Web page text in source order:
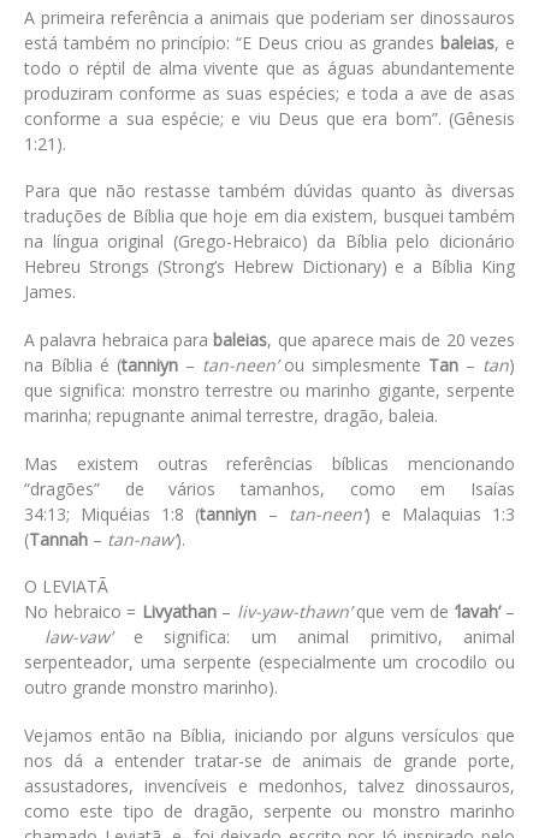
A primeira referência a animais que poderiam ser dinossauros
está também no princípio:“E Deus criou as grandes baleias, e
todo o réptil de alma vivente que as águas abundantemente
produziram conforme as suas espécies; e toda a ave de asas
conforme a sua espécie; e viu Deus que era bom”. (Gênesis
1:21).
Para que não restasse também dúvidas quanto às diversas
traduções de Bíblia que hoje em dia existem, busquei também
na língua original (Grego-Hebraico) da Bíblia pelo dicionário
Hebreu Strongs (Strong’s Hebrew Dictionary) e a Bíblia King
James.
A palavra hebraica para baleias, que aparece mais de 20 vezes
na Bíblia é (tanniyn– tan-neen’ou simplesmente Tan – tan)
que significa: monstro terrestre ou marinho gigante, serpente
marinha; repugnante animal terrestre, dragão, baleia.
Mas existem outras referências bíblicas mencionando
“dragões” de vários tamanhos, como em
Isaías
34:13; Miquéias 1:8 (tanniyn – tan-neen’) e Malaquias 1:3
(Tannah – tan-naw’).
O LEVIATÃ
No hebraico = Livyathan– liv-yaw-thawn’que vem de ‘lavah’–
law-vaw’e significa: um animal primitivo, animal
serpenteador, uma serpente (especialmente um crocodilo ou
outro grande monstro marinho).
Vejamos então na Bíblia, iniciando por alguns versículos que
nos dá a entender tratar-se de animais de grande porte,
assustadores, invencíveis e medonhos, talvez dinossauros,
como este tipo de dragão, serpente ou monstro marinho